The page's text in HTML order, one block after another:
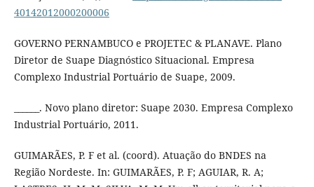
40142012000200006
GOVERNO PERNAMBUCO e PROJETEC & PLANAVE. Plano
Diretor de Suape Diagnóstico Situacional. Empresa
Complexo Industrial Portuário de Suape, 2009.
______. Novo plano diretor: Suape 2030. Empresa Complexo
Industrial Portuário, 2011.
GUIMARÃES, P. F et al. (coord). Atuação do BNDES na
Região Nordeste. In: GUIMARÃES, P. F; AGUIAR, R. A;